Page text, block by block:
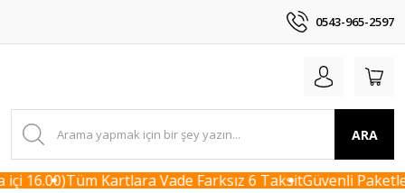
0543-965-2597
ARA
16.00)Tüm Kartlara Vade Farksız 6 TaksitGüvenli